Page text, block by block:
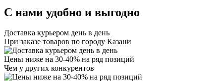
С нами удобно и выгодно
Доставка курьером день в день
При заказе товаров по городу Казани
Цены ниже на 30-40% на ряд позиций
Чем у других конкурентов